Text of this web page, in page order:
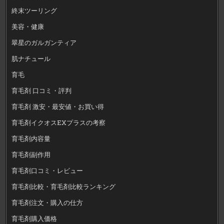
終末ツーリング
美容・健康
翠星のガルガンティア
肌ナチュール
育毛
育毛剤 口コミ・評判
育毛剤 激安・最安値・お買い得
育毛剤イクオスEXプラスの考察
育毛剤内容量
育毛剤副作用
育毛剤口コミ・レビュー
育毛剤比較・育毛剤比較ランキング
育毛剤注文・購入の仕方
育毛剤購入価格